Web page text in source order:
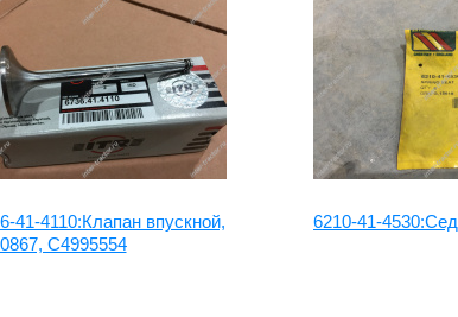
41-4110:Клапан впускной,
С4995554
6210-41-